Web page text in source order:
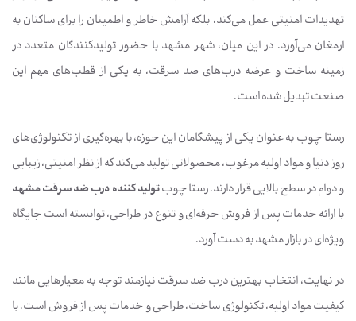
تهدیدات امنیتی عمل می‌کند، بلکه آرامش خاطر و اطمینان را برای ساکنان به
ارمغان می‌آورد. در این میان، شهر مشهد با حضور تولیدکنندگان متعدد در
زمینه ساخت و عرضه درب‌های ضد سرقت، به یکی از قطب‌های مهم این
صنعت تبدیل شده است.
رستا چوب به عنوان یکی از پیشگامان این حوزه، با بهره‌گیری از تکنولوژی‌های
روز دنیا و مواد اولیه مرغوب، محصولاتی تولید می‌کند که از نظر امنیتی، زیبایی
و دوام در سطح بالایی قرار دارند. رستا چوبتولید کننده درب ضد سرقت مشهد
با ارائه خدمات پس از فروش حرفه‌ای و تنوع در طراحی، توانسته است جایگاه
ویژه‌ای در بازار مشهد به دست آورد.
در نهایت، انتخاب بهترین درب ضد سرقت نیازمند توجه به معیارهایی مانند
کیفیت مواد اولیه، تکنولوژی ساخت، طراحی و خدمات پس از فروش است. با